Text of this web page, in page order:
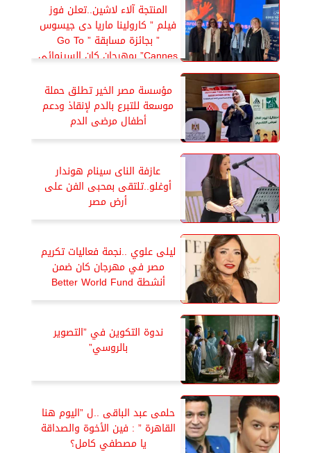
المنتجة آلاء لاشين..تعلن فوز
فيلم ” كارولينا ماريا دى جيسوس
” بجائزة مسابقة ” Go To
Cannes” بمهرجان كان السينمائي
مؤسسة مصر الخير تطلق حملة
موسعة للتبرع بالدم لإنقاذ ودعم
أطفال مرضى الدم
عازفة الناى سينام هوندار
أوغلو..تلتقى بمحبى الفن على
أرض مصر
ليلى علوي ..نجمة فعاليات تكريم
مصر في مهرجان كان ضمن
أنشطة Better World Fund
ندوة التكوين في ”التصوير
بالروسي”
حلمى عبد الباقى ..ل ”اليوم هنا
القاهرة ” : فين الأخوة والصداقة
يا مصطفي كامل؟